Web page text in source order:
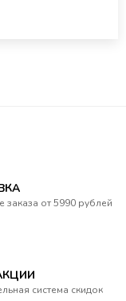
заказа от 5990 рублей
система скидок